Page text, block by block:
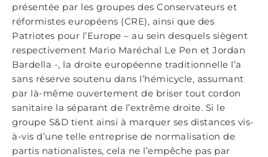
présentée par les groupes des Conservateurs et
réformistes européens (CRE), ainsi que des
Patriotes pour l’Europe – au sein desquels siègent
respectivement Mario Maréchal Le Pen et Jordan
Bardella -, la droite européenne traditionnelle l’a
sans réserve soutenu dans l’hémicycle, assumant
par là-même ouvertement de briser tout cordon
sanitaire la séparant de l’extrême droite. Si le
groupe S&D tient ainsi à marquer ses distances vis-
à-vis d’une telle entreprise de normalisation de
partis nationalistes, cela ne l’empêche pas par